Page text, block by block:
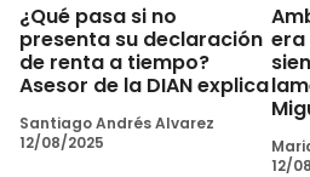
¿Qué pasa si no
presenta su declaración
de renta a tiempo?
Asesor de la DIAN explica
Santiago Andrés Alvarez
12/08/2025
era
12/